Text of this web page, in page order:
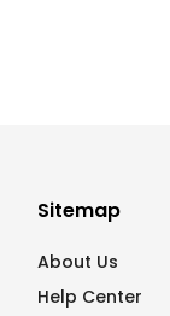
Sitemap
About Us
Help Center